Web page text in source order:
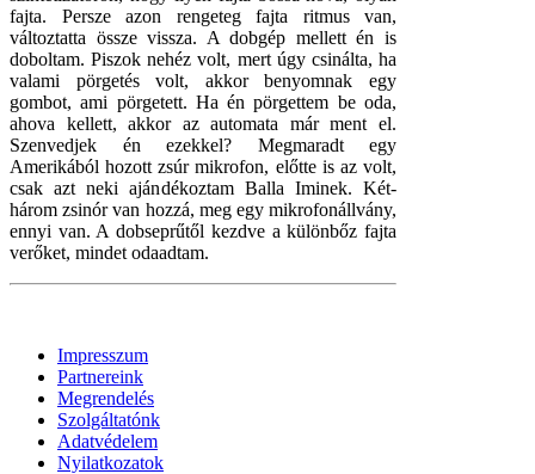
fajta. Persze azon rengeteg fajta ritmus van,
változtatta össze vissza. A dobgép mellett én is
doboltam. Piszok nehéz volt, mert úgy csinálta, ha
valami pörgetés volt, akkor benyomnak egy
gombot, ami pörgetett. Ha én pörgettem be oda,
ahova kellett, akkor az automata már ment el.
Szenvedjek én ezekkel? Megmaradt egy
Amerikából hozott zsúr mikrofon, előtte is az volt,
csak azt neki ajándékoztam Balla Iminek. Két-
három zsinór van hozzá, meg egy mikrofonállvány,
ennyi van. A dobseprűtől kezdve a különbőz fajta
verőket, mindet odaadtam.
Impresszum
Partnereink
Megrendelés
Szolgáltatónk
Adatvédelem
Nyilatkozatok